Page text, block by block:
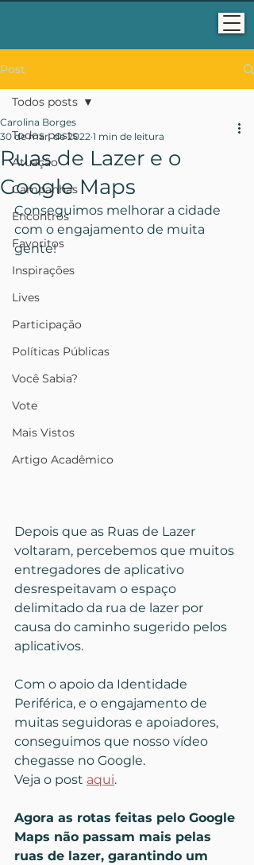
Post
Todos posts
Atuação
Campanhas
Encontros
Favoritos
Inspirações
Lives
Participação
Políticas Públicas
Você Sabia?
Vote
Mais Vistos
Artigo Acadêmico
Todos posts
Ruas de Lazer e o
Google Maps
Carolina Borges
30 de mar. de 2022 1 min de leitura
Conseguimos melhorar a cidade
com o engajamento de muita
gente!
Depois que as Ruas de Lazer
voltaram, percebemos que muitos
entregadores de aplicativo
desrespeitavam o espaço
delimitado da rua de lazer por
causa do caminho sugerido pelos
aplicativos.
Com o apoio da Identidade
Periférica, e o engajamento de
muitas seguidoras e apoiadores,
conseguimos que nosso vídeo
chegasse no Google.
Veja o post aqui.
Agora as rotas feitas pelo Google
Maps não passam mais pelas
ruas de lazer, garantindo um